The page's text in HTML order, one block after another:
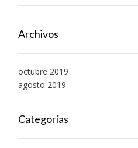
Archivos
octubre 2019
agosto 2019
Categorías